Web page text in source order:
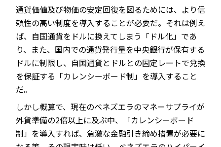
通貨価値及び物価の安定回復を図るためには、より信
頼性の高い制度を導入することが必要だ。それは例え
ば、自国通貨をドルに換えてしまう「ドル化」であ
り、また、国内での通貨発行量を中央銀行が保有する
ドルに制限し、自国通貨とドルとの固定レートで兌換
を保証する「カレンシーボード制」を導入すること
だ。
しかし概算で、現在のベネズエラのマネーサプライが
外貨準備の2倍以上に及ぶ中、「カレンシーボード
制」を導入すれば、急激な金融引き締め措置が必要に